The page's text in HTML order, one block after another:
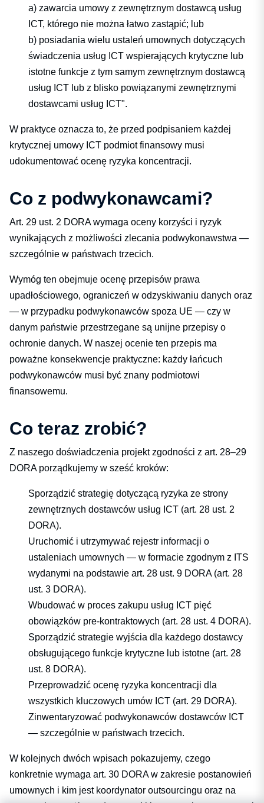
a) zawarcia umowy z zewnętrznym dostawcą usług
ICT, którego nie można łatwo zastąpić; lub
b) posiadania wielu ustaleń umownych dotyczących
świadczenia usług ICT wspierających krytyczne lub
istotne funkcje z tym samym zewnętrznym dostawcą
usług ICT lub z blisko powiązanymi zewnętrznymi
dostawcami usług ICT".
W praktyce oznacza to, że przed podpisaniem każdej
krytycznej umowy ICT podmiot finansowy musi
udokumentować ocenę ryzyka koncentracji.
Co z podwykonawcami?
Art. 29 ust. 2 DORA wymaga oceny korzyści i ryzyk
wynikających z możliwości zlecania podwykonawstwa —
szczególnie w państwach trzecich.
Wymóg ten obejmuje ocenę przepisów prawa
upadłościowego, ograniczeń w odzyskiwaniu danych oraz
— w przypadku podwykonawców spoza UE — czy w
danym państwie przestrzegane są unijne przepisy o
ochronie danych. W naszej ocenie ten przepis ma
poważne konsekwencje praktyczne: każdy łańcuch
podwykonawców musi być znany podmiotowi
finansowemu.
Co teraz zrobić?
Z naszego doświadczenia projekt zgodności z art. 28–29
DORA porządkujemy w sześć kroków:
Sporządzić strategię dotyczącą ryzyka ze strony
zewnętrznych dostawców usług ICT (art. 28 ust. 2
DORA).
Uruchomić i utrzymywać rejestr informacji o
ustaleniach umownych — w formacie zgodnym z ITS
wydanymi na podstawie art. 28 ust. 9 DORA (art. 28
ust. 3 DORA).
Wbudować w proces zakupu usług ICT pięć
obowiązków pre-kontraktowych (art. 28 ust. 4 DORA).
Sporządzić strategie wyjścia dla każdego dostawcy
obsługującego funkcje krytyczne lub istotne (art. 28
ust. 8 DORA).
Przeprowadzić ocenę ryzyka koncentracji dla
wszystkich kluczowych umów ICT (art. 29 DORA).
Zinwentaryzować podwykonawców dostawców ICT
— szczególnie w państwach trzecich.
W kolejnych dwóch wpisach pokazujemy, czego
konkretnie wymaga art. 30 DORA w zakresie postanowień
umownych i kim jest koordynator outsourcingu oraz na